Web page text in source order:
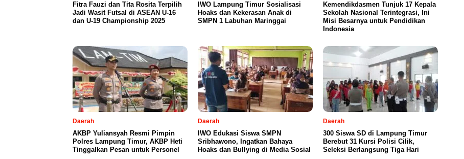
Fitra Fauzi dan Tita Rosita Terpilih
Jadi Wasit Futsal di ASEAN U-16
dan U-19 Championship 2025
IWO Lampung Timur Sosialisasi
Hoaks dan Kekerasan Anak di
SMPN 1 Labuhan Maringgai
Kemendikdasmen Tunjuk 17 Kepala
Sekolah Nasional Terintegrasi, Ini
Misi Besarnya untuk Pendidikan
Indonesia
Daerah
AKBP Yuliansyah Resmi Pimpin
Polres Lampung Timur, AKBP Heti
Tinggalkan Pesan untuk Personel
Daerah
IWO Edukasi Siswa SMPN
Sribhawono, Ingatkan Bahaya
Hoaks dan Bullying di Media Sosial
Daerah
300 Siswa SD di Lampung Timur
Berebut 31 Kursi Polisi Cilik,
Seleksi Berlangsung Tiga Hari